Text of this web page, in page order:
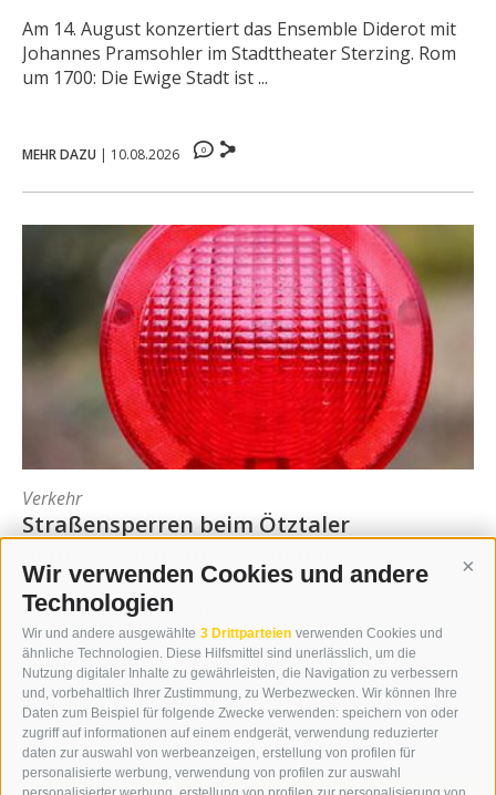
Wir verwenden Cookies und andere
Technologien
Wir und andere ausgewählte 3 Drittparteien verwenden Cookies und
ähnliche Technologien. Diese Hilfsmittel sind unerlässlich, um die
Nutzung digitaler Inhalte zu gewährleisten, die Navigation zu verbessern
und, vorbehaltlich Ihrer Zustimmung, zu Werbezwecken. Wir können Ihre
Daten zum Beispiel für folgende Zwecke verwenden: speichern von oder
zugriff auf informationen auf einem endgerät, verwendung reduzierter
daten zur auswahl von werbeanzeigen, erstellung von profilen für
personalisierte werbung, verwendung von profilen zur auswahl
Am 14. August konzertiert das Ensemble Diderot mit
Johannes Pramsohler im Stadttheater Sterzing. Rom
um 1700: Die Ewige Stadt ist ...
MEHR DAZU | 10.08.2026 0
Verkehr
Straßensperren beim Ötztaler
Am 30. August findet wieder der Ötztaler Radmarathon
statt. Aus diesem Grund kommt es u. a. im
Gemeindegebiet von Sterzing zu ...
MEHR DAZU|09.08.2026